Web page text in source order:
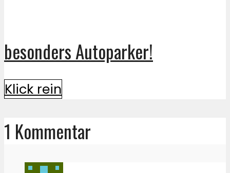
besonders Autoparker!
Klick rein
1 Kommentar